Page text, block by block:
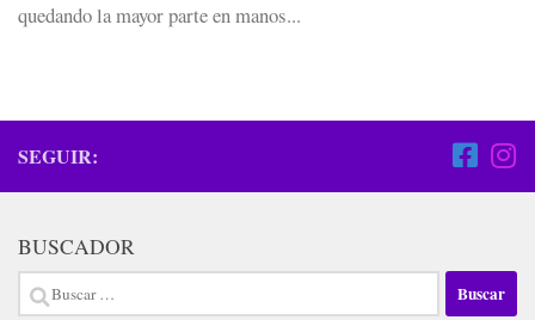
quedando la mayor parte en manos...
SEGUIR:
BUSCADOR
Buscar: